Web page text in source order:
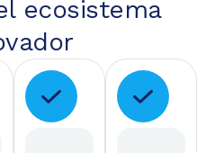
ecosistema